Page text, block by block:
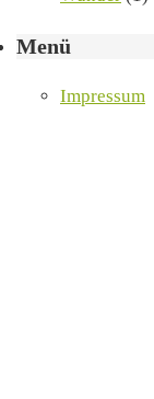
Menü
Impressum